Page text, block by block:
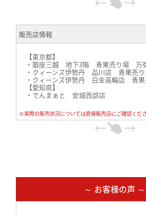
販売店情報
【東京都】
・銀座三越 地下3階 青果売り場 万
・クィーンズ伊勢丹 品川店 青果売
・クィーンズ伊勢丹 白金高輪店 青果
【愛知県】
・でんまぁと 安城西部店
※実際の販売状況については直接販売店にご確認くださ
～ お客様の声 ～